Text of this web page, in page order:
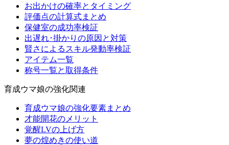
お出かけの確率とタイミング
評価点の計算式まとめ
保健室の成功率検証
出遅れ･掛かりの原因と対策
賢さによるスキル発動率検証
アイテム一覧
称号一覧と取得条件
育成ウマ娘の強化関連
育成ウマ娘の強化要素まとめ
才能開花のメリット
覚醒LVの上げ方
夢の煌めきの使い道